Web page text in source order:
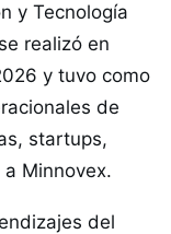
y Tecnología
realizó en
y tuvo como
de
startups,
Minnovex.
del